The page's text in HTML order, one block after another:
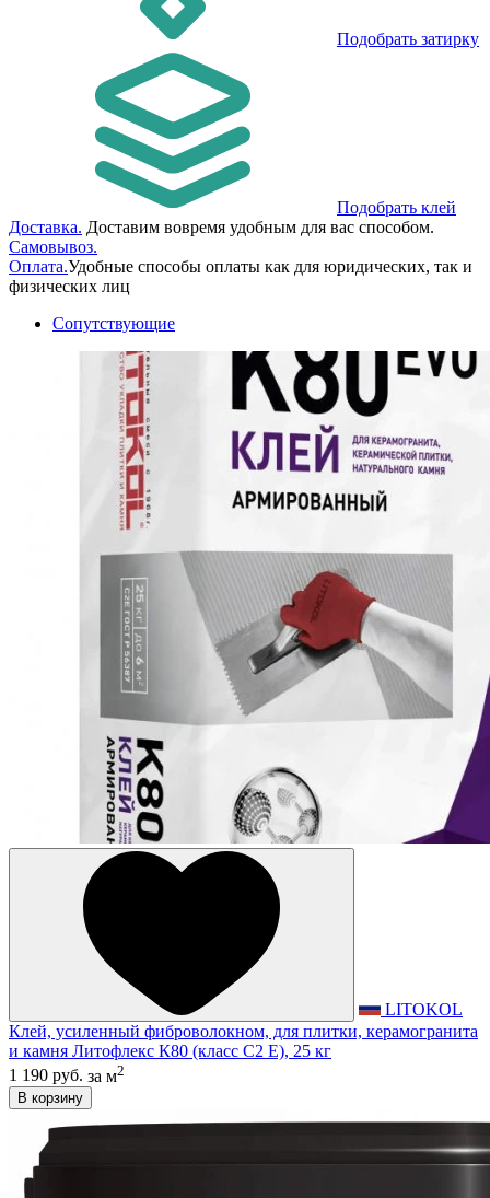
Подобрать затирку
Подобрать клей
Доставка. Доставим вовремя удобным для вас способом.
Самовывоз.
Оплата.Удобные способы оплаты как для юридических, так и
физических лиц
Сопутствующие
LITOKOL
Клей, усиленный фиброволокном, для плитки, керамогранита
и камня Литофлекс К80 (класс С2 E), 25 кг
1 190 руб. за м2
В корзину